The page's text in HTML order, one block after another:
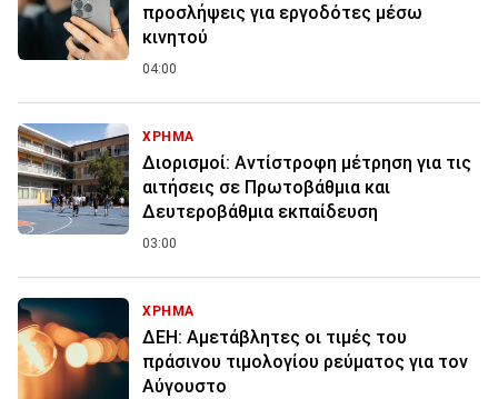
προσλήψεις για εργοδότες μέσω
κινητού
04:00
ΧΡΗΜΑ
Διορισμοί: Αντίστροφη μέτρηση για τις
αιτήσεις σε Πρωτοβάθμια και
Δευτεροβάθμια εκπαίδευση
03:00
ΧΡΗΜΑ
ΔΕΗ: Αμετάβλητες οι τιμές του
πράσινου τιμολογίου ρεύματος για τον
Αύγουστο